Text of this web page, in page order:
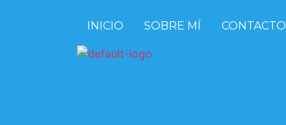
INICIO SOBRE MÍ CONTACTO